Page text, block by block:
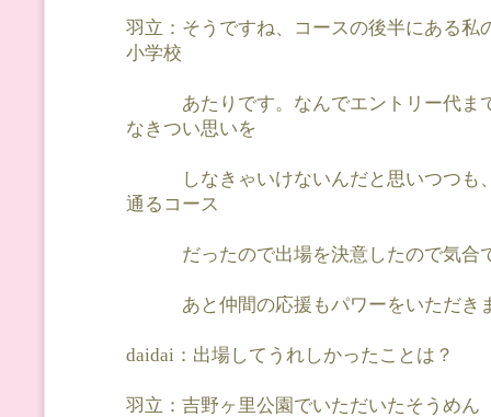
羽立：そうですね、コースの後半にある私
小学校
あたりです。なんでエントリー代ま
なきつい思いを
しなきゃいけないんだと思いつつも
通るコース
だったので出場を決意したので気合
あと仲間の応援もパワーをいただき
daidai：出場してうれしかったことは？
羽立：吉野ヶ里公園でいただいたそうめん